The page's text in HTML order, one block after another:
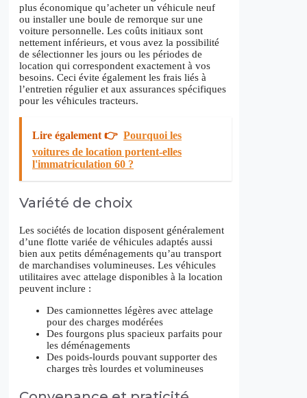
plus économique qu’acheter un véhicule neuf
ou installer une boule de remorque sur une
voiture personnelle. Les coûts initiaux sont
nettement inférieurs, et vous avez la possibilité
de sélectionner les jours ou les périodes de
location qui correspondent exactement à vos
besoins. Ceci évite également les frais liés à
l’entretien régulier et aux assurances spécifiques
pour les véhicules tracteurs.
Lire également 👉 Pourquoi les
voitures de location portent-elles
l'immatriculation 60 ?
Variété de choix
Les sociétés de location disposent généralement
d’une flotte variée de véhicules adaptés aussi
bien aux petits déménagements qu’au transport
de marchandises volumineuses. Les véhicules
utilitaires avec attelage disponibles à la location
peuvent inclure :
Des camionnettes légères avec attelage
pour des charges modérées
Des fourgons plus spacieux parfaits pour
les déménagements
Des poids-lourds pouvant supporter des
charges très lourdes et volumineuses